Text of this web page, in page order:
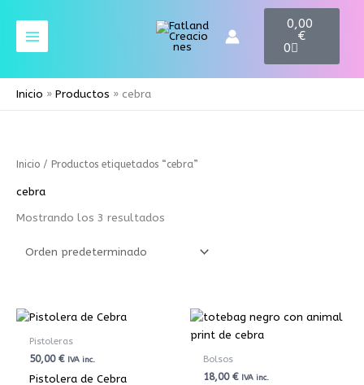
contenido
0,00
€
0
C
a
t
Inicio Productos cebra
Inicio / Productos etiquetados “cebra”
cebra
Mostrando los 3 resultados
Pistoleras
50,00€ IVA inc.
Pistolera de Cebra
Bolsos
18,00€ IVA inc.